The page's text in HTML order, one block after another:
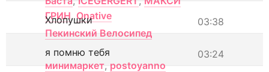
ГРИН, Onative 03:38
Хлопушки
Пекинский Велосипед
03:24
я помню тебя
минимаркет, postoyanno